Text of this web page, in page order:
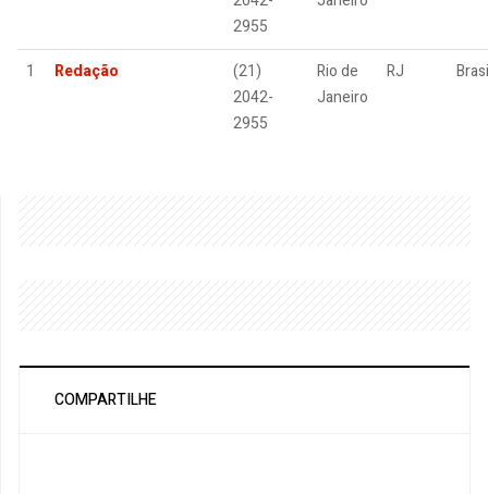
2955
1 Redação
(21)
2042-
2955
Rio de
Janeiro
RJ
COMPARTILHE